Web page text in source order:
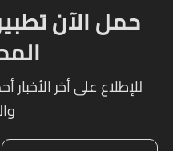
للإطلاع على أخر الأخبار